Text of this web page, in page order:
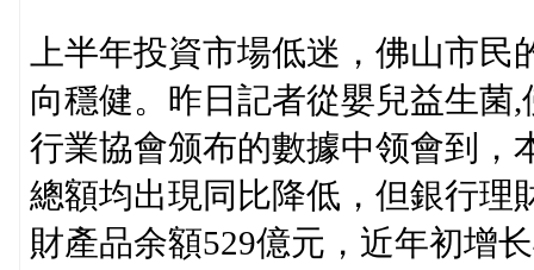
上半年投資市場低迷，佛山市
向穩健。昨日記者從嬰兒益生菌
行業協會颁布的數據中领會到，
總額均出現同比降低，但銀行理
財產品余額529億元，近年初增